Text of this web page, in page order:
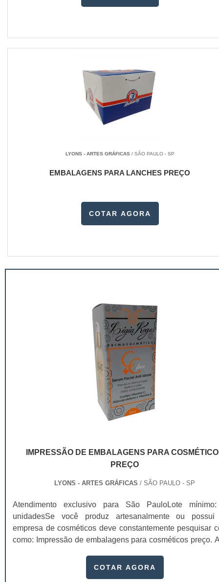
LYONS - ARTES GRÁFICAS/ SÃO PAULO - SP
EMBALAGENS PARA LANCHES PREÇO
COTAR AGORA
IMPRESSÃO DE EMBALAGENS PARA
PREÇO
LYONS - ARTES GRÁFICAS / SÃO PAULO - SP
Atendimento exclusivo para São PauloLote
unidadesSe você produz artesanalmente ou possui
empresa de cosméticos deve constantemente pesquisar
como: Impressão de embalagens para cosméticos preço.
quem está no ramo. Até porque, o mercado de
COTAR AGORA